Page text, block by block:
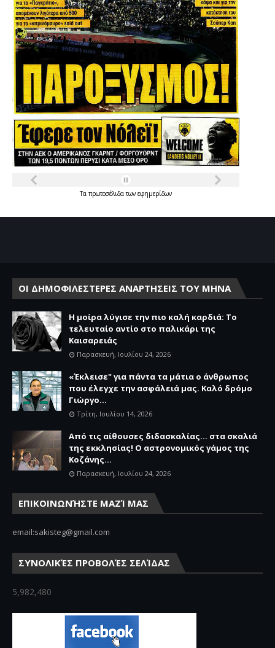
Τα πρωτοσέλιδατων εφημερίδων
ΟΙ ΔΗΜΟΦΙΛΕΣΤΕΡΕΣ ΑΝΑΡΤΗΣΕΙΣ ΤΟΥ ΜΗΝΑ
Η μοίρα λύγισε την πιο καλή καρδιά: Το
τελευταίο αντίο στο παλικάρι της
Καισαρειάς
Παρασκευή, Ιουλίου 24, 2026
«Έκλεισε" για πάντα τα μάτια ο άνθρωπος
που έλεγχε την ασφάλειά μας. Καλό δρόμο
Γιώργο...
Τρίτη, Ιουλίου 14, 2026
Από τις αίθουσες διδασκαλίας… στα σκαλιά
της εκκλησίας! Ο αστρονομικός γάμος της
Κοζάνης...
Παρασκευή, Ιουλίου 24, 2026
ΕΠΙΚΟΙΝΩΝΉΣΤΕ ΜΑΖΊ ΜΑΣ
email:sakisteg@gmail.com
ΣΥΝΟΛΙΚΈΣ ΠΡΟΒΟΛΈΣ ΣΕΛΊΔΑΣ
5,982,480